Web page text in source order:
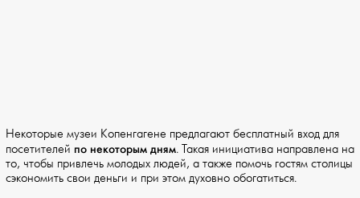
Некоторые музеи Копенгагене предлагают бесплатный вход для
посетителей по некоторым дням. Такая инициатива направлена на
то, чтобы привлечь молодых людей, а также помочь гостям столицы
сэкономить свои деньги и при этом духовно обогатиться.